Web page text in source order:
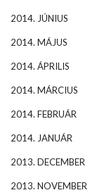
2014. JÚNIUS
2014. MÁJUS
2014. ÁPRILIS
2014. MÁRCIUS
2014. FEBRUÁR
2014. JANUÁR
2013. DECEMBER
2013. NOVEMBER